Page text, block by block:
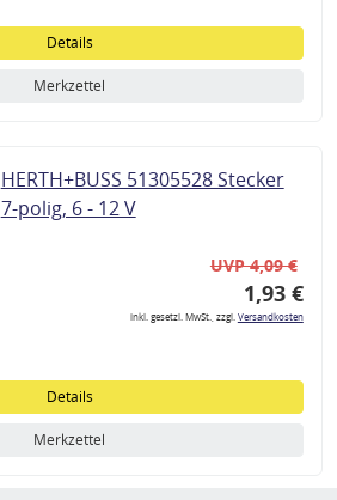
Details
Merkzettel
HERTH+BUSS 51305528 Stecker
7-polig, 6 - 12 V
UVP 4,09 €
1,93 €
inkl. gesetzl. MwSt., zzgl.Versandkosten
Details
Merkzettel